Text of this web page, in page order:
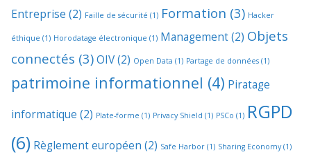
Entreprise (2) Faille de sécurité (1) Formation (3) Hacker
éthique (1) Horodatage électronique (1) Management(2) Objets
connectés (3)OIV(2) Open Data (1) Partage de données (1)
patrimoine informationnel (4) Piratage
informatique (2) Plate-forme (1) Privacy Shield (1) PSCo (1) RGPD
(6) Règlement européen (2) Safe Harbor (1) Sharing Economy(1)